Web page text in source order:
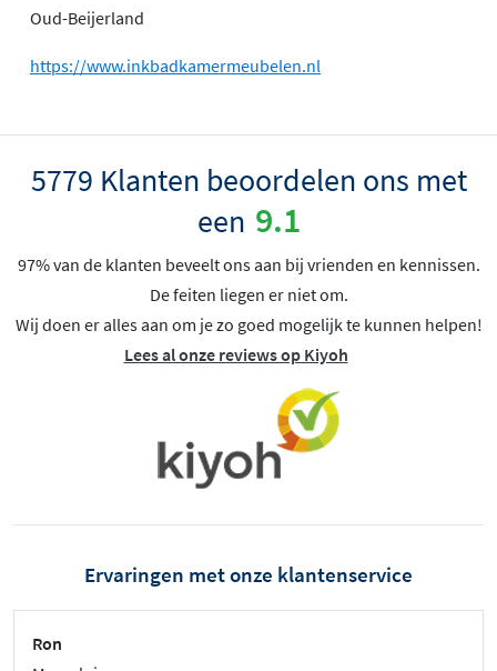
Oud-Beijerland
https://www.inkbadkamermeubelen.nl
5779 Klanten beoordelen ons met
een 9.1
97% van de klanten beveelt ons aan bij vrienden en kennissen.
De feiten liegen er niet om.
Wij doen er alles aan om je zo goed mogelijk te kunnen helpen!
Lees al onze reviews op Kiyoh
Ervaringen met onze klantenservice
Ron